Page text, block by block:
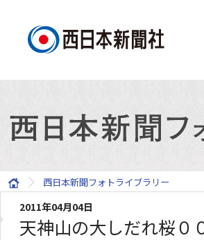
西日本新聞フォトライブラリー
2011年04月04日
天神山の大しだれ桜０